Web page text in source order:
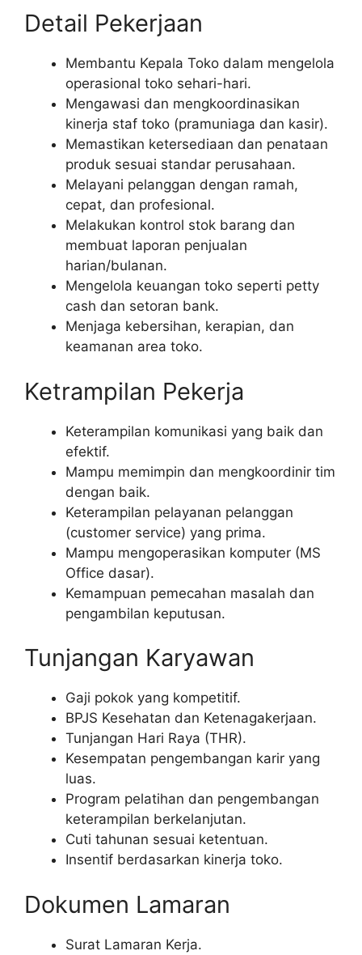
Detail Pekerjaan
Membantu Kepala Toko dalam mengelola
operasional toko sehari-hari.
Mengawasi dan mengkoordinasikan
kinerja staf toko (pramuniaga dan kasir).
Memastikan ketersediaan dan penataan
produk sesuai standar perusahaan.
Melayani pelanggan dengan ramah,
cepat, dan profesional.
Melakukan kontrol stok barang dan
membuat laporan penjualan
harian/bulanan.
Mengelola keuangan toko seperti petty
cash dan setoran bank.
Menjaga kebersihan, kerapian, dan
keamanan area toko.
Ketrampilan Pekerja
Keterampilan komunikasi yang baik dan
efektif.
Mampu memimpin dan mengkoordinir tim
dengan baik.
Keterampilan pelayanan pelanggan
(customer service) yang prima.
Mampu mengoperasikan komputer (MS
Office dasar).
Kemampuan pemecahan masalah dan
pengambilan keputusan.
Tunjangan Karyawan
Gaji pokok yang kompetitif.
BPJS Kesehatan dan Ketenagakerjaan.
Tunjangan Hari Raya (THR).
Kesempatan pengembangan karir yang
luas.
Program pelatihan dan pengembangan
keterampilan berkelanjutan.
Cuti tahunan sesuai ketentuan.
Insentif berdasarkan kinerja toko.
Dokumen Lamaran
Surat Lamaran Kerja.